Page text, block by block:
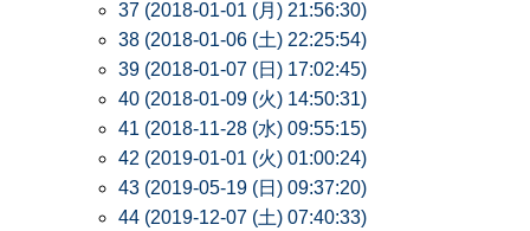
37 (2018-01-01 (月) 21:56:30)
38 (2018-01-06 (土) 22:25:54)
39 (2018-01-07 (日) 17:02:45)
40 (2018-01-09 (火) 14:50:31)
41 (2018-11-28 (水) 09:55:15)
42 (2019-01-01 (火) 01:00:24)
43 (2019-05-19 (日) 09:37:20)
44 (2019-12-07 (土) 07:40:33)